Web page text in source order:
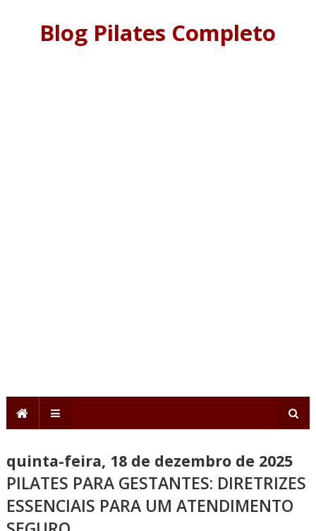
Blog Pilates Completo
quinta-feira, 18 de dezembro de 2025
PILATES PARA GESTANTES: DIRETRIZES
ESSENCIAIS PARA UM ATENDIMENTO